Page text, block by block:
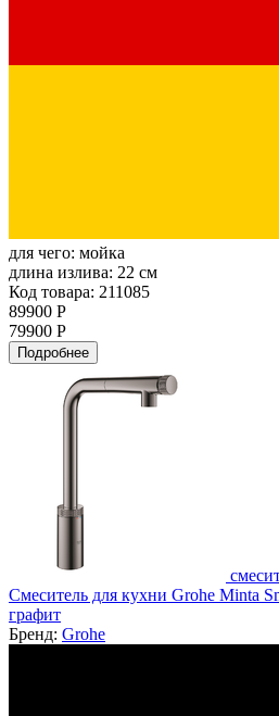
для чего: мойка
длина излива: 22 см
Код товара: 211085
89900 Р
79900 Р
Подробнее
Смеситель для кухни Grohe Minta
графит
Бренд: Grohe